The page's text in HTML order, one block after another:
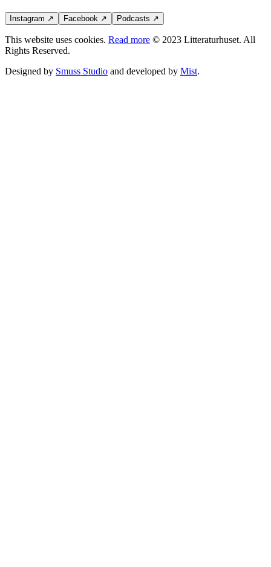
Instagram ↗ Facebook ↗ Podcasts ↗
This website uses cookies. Read more © 2023 Litteraturhuset. All
Rights Reserved.
Designed by Smuss Studio and developed by Mist.